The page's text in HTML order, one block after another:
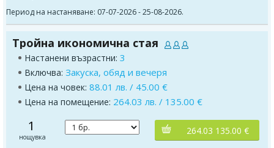
Период на настаняване: 07-07-2026 - 25-08-2026.
Тройна икономична стая
Настанени възрастни: 3
Включва: Закуска, обяд и вечеря
Цена на човек: 88.01 лв. / 45.00 €
Цена на помещение: 264.03 лв. / 135.00 €
1
нощувка
264.03 135.00 €